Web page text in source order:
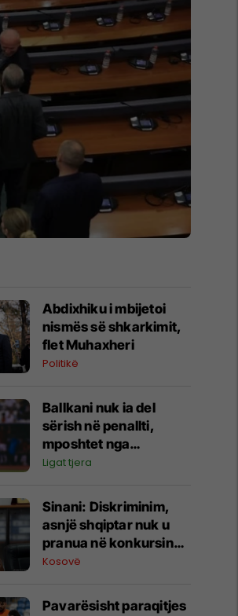
Abdixhiku i mbijetoi
nismës së shkarkimit,
flet Muhaxheri
Politikë
Ballkani nuk ia del
sërish në penallti,
mposhtet nga
Bohemians dhe
evropiane
Ligat tjera
Sinani: Diskriminim,
asnjë shqiptar nuk u
pranua në konkursin
për zjarrfikës në
Kosovë
Pavarësisht paraqitjes